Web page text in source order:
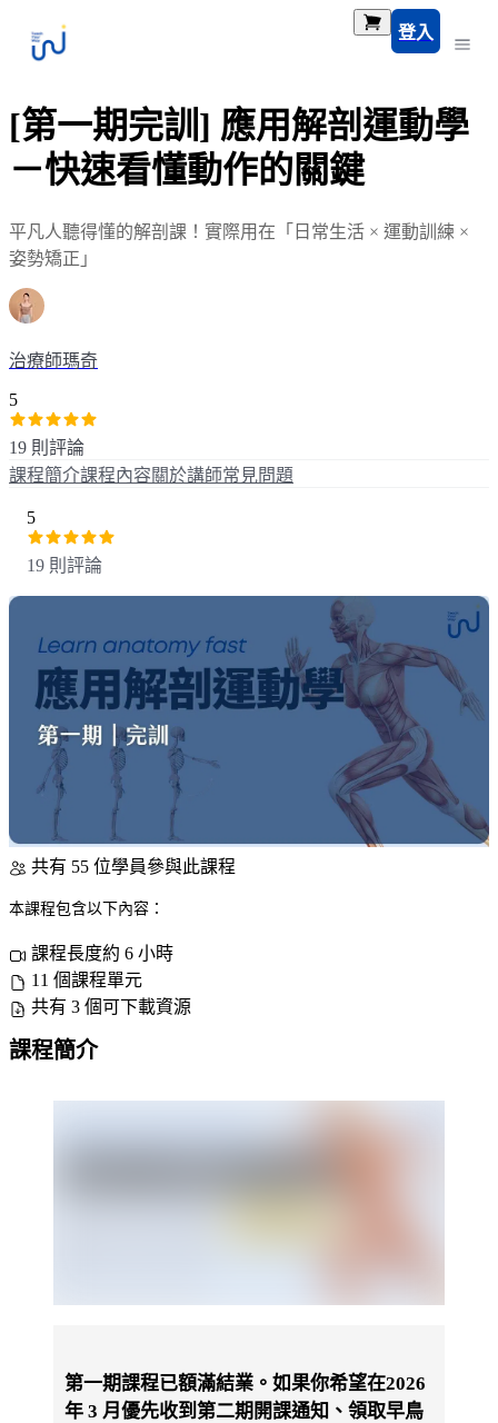
登入
[第一期完訓] 應用解剖運動學
－快速看懂動作的關鍵
平凡人聽得懂的解剖課！實際用在「日常生活 × 運動訓練 ×
姿勢矯正」
治療師瑪奇
5
19 則評論
課程簡介課程內容關於講師常見問題
5
19 則評論
共有 55 位學員參與此課程
本課程包含以下內容：
課程長度約 6 小時
11 個課程單元
共有 3 個可下載資源
課程簡介
第一期課程已額滿結業。如果你希望在2026
年 3 月 優先收到第二期開課通知、領取早鳥